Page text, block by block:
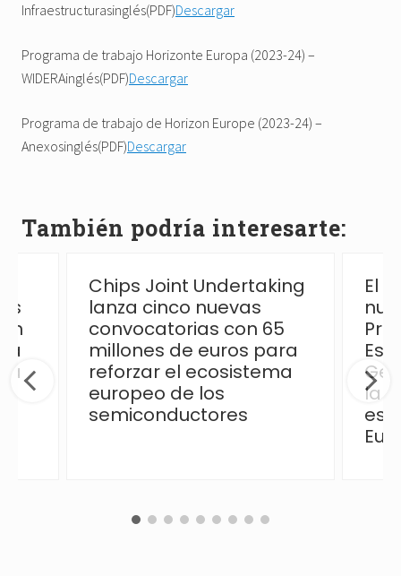
Infraestructurasinglés(PDF)Descargar
Programa de trabajo Horizonte Europa (2023-24) –
WIDERAinglés(PDF)Descargar
Programa de trabajo de Horizon Europe (2023-24) –
Anexosinglés(PDF)Descargar
También podría interesarte:
Chips Joint Undertaking
lanza cinco nuevas
convocatorias con 65
millones de euros para
reforzar el ecosistema
europeo de los
semiconductores
El
la